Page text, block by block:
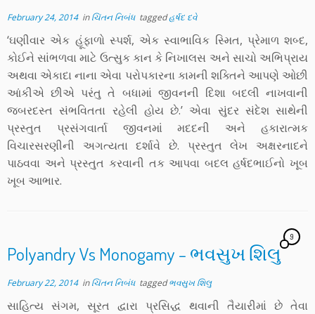
February 24, 2014inચિંતન નિબંધ taggedહર્ષદ દવે
‘ઘણીવાર એક હૂંફાળો સ્પર્શ, એક સ્વાભાવિક સ્મિત, પ્રેમાળ શબ્દ,
કોઈને સાંભળવા માટે ઉત્સુક કાન કે નિખાલસ અને સાચો અભિપ્રાય
અથવા એકાદા નાના એવા પરોપકારના કામની શક્તિને આપણે ઓછી
આંકીએ છીએ પરંતુ તે બધામાં જીવનની દિશા બદલી નાખવાની
જબરદસ્ત સંભવિતતા રહેલી હોય છે.’ એવા સુંદર સંદેશ સાથેની
પ્રસ્તુત પ્રસંગવાર્તા જીવનમાં મદદની અને હકારાત્મક
વિચારસરણીની અગત્યતા દર્શાવે છે. પ્રસ્તુત લેખ અક્ષરનાદને
પાઠવવા અને પ્રસ્તુત કરવાની તક આપવા બદલ હર્ષદભાઈનો ખૂબ
ખૂબ આભાર.
Polyandry Vs Monogamy – ભવસુખ શિલુ
9
February 22, 2014inચિંતન નિબંધ taggedભવસુખ શિલુ
સાહિત્ય સંગમ, સૂરત દ્વારા પ્રસિદ્ધ થવાની તૈયારીમાં છે તેવા